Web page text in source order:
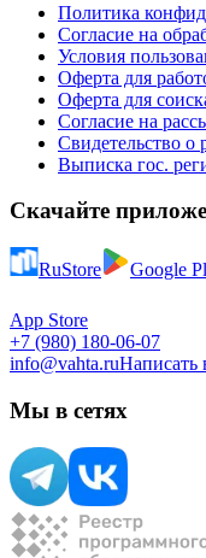
Политика
Согласие на
Условия
Оферта для
Оферта для
Согласие на
Свидетельство
Выписка гос.
Скачайте
RuStore Google
App Store
+7 (980) 180-06-07
info@vahta.ruНаписать
Мы в сетях